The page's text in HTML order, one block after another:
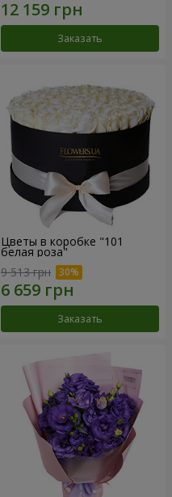
Заказать
Цветы в коробке "101
белая роза"
9 513 грн
Заказать